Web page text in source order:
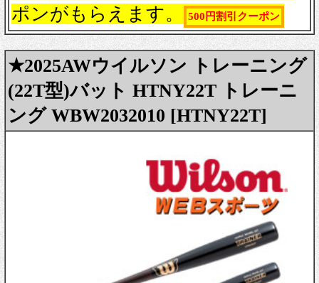
ポンがもらえます。
500円割引クーポン
★2025AWウイルソン トレーニング
(22T型)バット HTNY22T トレーニ
ング WBW2032010 [HTNY22T]